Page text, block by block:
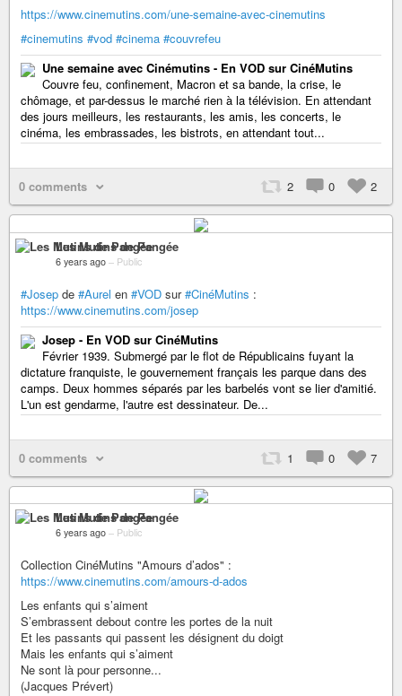
https://www.cinemutins.com/une-semaine-avec-cinemutins
#cinemutins #vod #cinema #couvrefeu
Une semaine avec Cinémutins - En VOD sur CinéMutins
Couvre feu, confinement, Macron et sa bande, la crise, le
chômage, et par-dessus le marché rien à la télévision. En attendant
des jours meilleurs, les restaurants, les amis, les concerts, le
cinéma, les embrassades, les bistrots, en attendant tout...
0 comments 2 0 2
Les Mutins de Pangée
6 years ago – Public
#Josep de #Aurel en #VOD sur#CinéMutins :
https://www.cinemutins.com/josep
Josep - En VOD sur CinéMutins
Février 1939. Submergé par le flot de Républicains fuyant la
dictature franquiste, le gouvernement français les parque dans des
camps. Deux hommes séparés par les barbelés vont se lier d'amitié.
L'un est gendarme, l'autre est dessinateur. De...
0 comments 1 0 7
Les Mutins de Pangée
6 years ago – Public
Collection CinéMutins "Amours d’ados" :
https://www.cinemutins.com/amours-d-ados
Les enfants qui s’aiment
S’embrassent debout contre les portes de la nuit
Et les passants qui passent les désignent du doigt
Mais les enfants qui s’aiment
Ne sont là pour personne...
(Jacques Prévert)